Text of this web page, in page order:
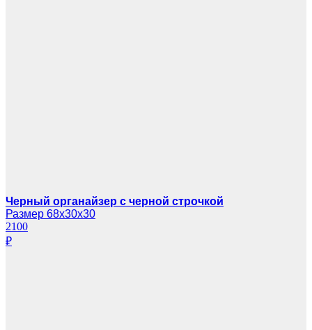
Черный органайзер с черной строчкой
Размер 68х30х30
2100
₽